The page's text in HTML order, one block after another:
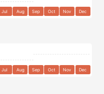
Jul Aug Sep Oct Nov Dec
Jul Aug Sep Oct Nov Dec